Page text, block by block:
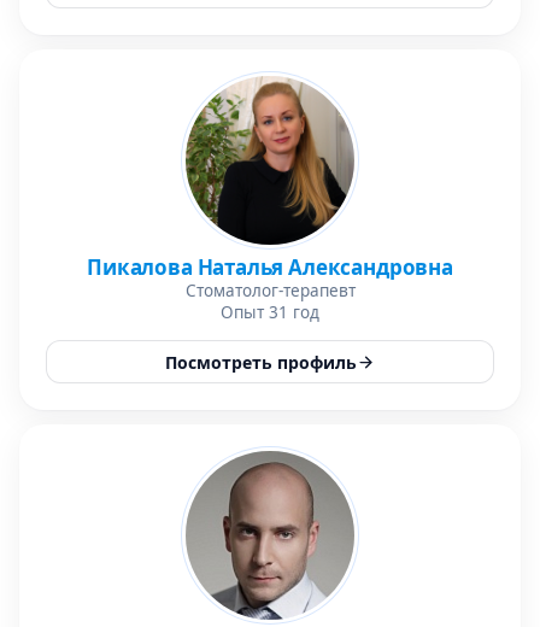
Пикалова Наталья Александровна
Стоматолог-терапевт
Опыт 31 год
Посмотреть профиль